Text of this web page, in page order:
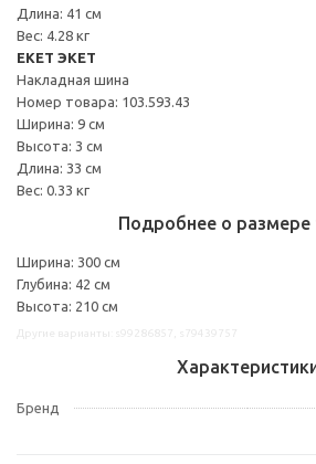
Длина: 41 см
Вес: 4.28 кг
EKET ЭКЕТ
Накладная шина
Номер товара: 103.593.43
Ширина: 9 см
Высота: 3 см
Длина: 33 см
Вес: 0.33 кг
Подробнее о размере
Ширина: 300 см
Глубина: 42 см
Высота: 210 см
Бренд